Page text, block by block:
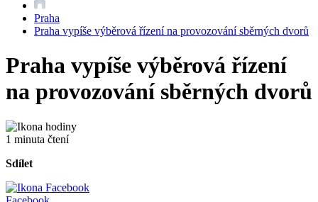
Praha
Praha vypíše výběrová řízení na provozování sběrných dvorů
Praha vypíše výběrová řízení
na provozování sběrných dvorů
1 minuta čtení
Sdílet